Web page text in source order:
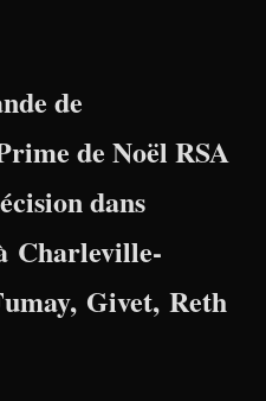
de
de Noël RSA
dans
Charleville-
Givet, Reth